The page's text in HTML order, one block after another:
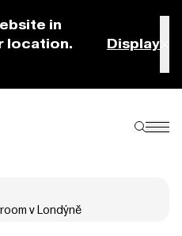
in
location.
Display
v Londýně